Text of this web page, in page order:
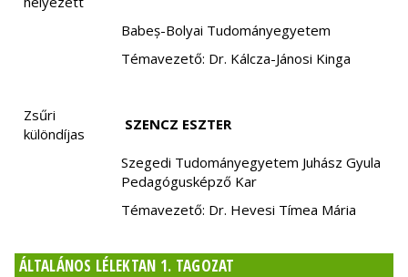
Babeș-Bolyai Tudományegyetem
Témavezető: Dr. Kálcza-Jánosi Kinga
Zsűri
különdíjas
SZENCZ ESZTER
Szegedi Tudományegyetem Juhász Gyula
Pedagógusképző Kar
Témavezető: Dr. Hevesi Tímea Mária
ÁLTALÁNOS LÉLEKTAN 1. TAGOZAT